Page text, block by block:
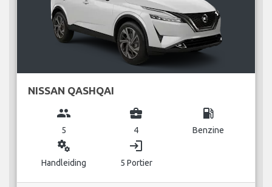
NISSAN QASHQAI
group
5
business_center
4
local_gas_station
Benzine
miscellaneous_services
Handleiding
login
5 Portier